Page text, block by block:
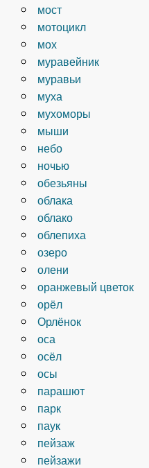
мост
мотоцикл
мох
муравейник
муравьи
муха
мухоморы
мыши
небо
ночью
обезьяны
облака
облако
облепиха
озеро
олени
оранжевый цветок
орёл
Орлёнок
оса
осёл
осы
парашют
парк
паук
пейзаж
пейзажи